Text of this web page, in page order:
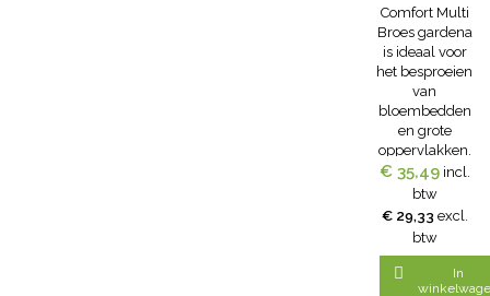
GARDENA
Comfort Multi
Broes gardena
is ideaal voor
het besproeien
van
bloembedden
en grote
oppervlakken.
De comfort
multi broes
beschikt over 5
broesstraal,
sproeinevel,
perlatorstraal,
€ 35,49 incl.
btw
€ 29,33 excl.
btw

In